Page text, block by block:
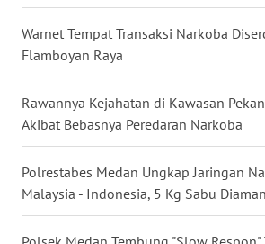
Warnet Tempat Transaksi Narkoba
Flamboyan Raya
Rawannya Kejahatan di Kawasan
Akibat Bebasnya Peredaran Narkoba
Polrestabes Medan Ungkap Jaringan
Malaysia - Indonesia, 5 Kg Sabu
KALTENG
WN
WN
KALTIM